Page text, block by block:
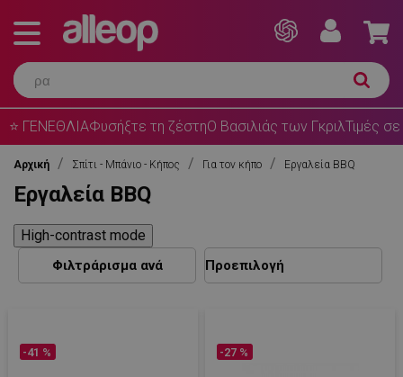
⭐ ΓΕΝΕΘΛΙΑΦυσήξτε τη ζέστηΟ Βασιλιάς των ΓκριλΤιμές σε
Αρχική Σπίτι - Μπάνιο - Κήπος Για τον κήπο Εργαλεία BBQ
Εργαλεία BBQ
High-contrast mode
Φιλτράρισμα ανά
-41 % -27 %